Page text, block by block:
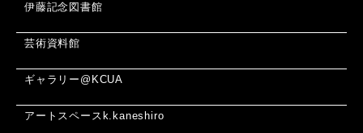
伊藤記念図書館
芸術資料館
ギャラリー@KCUA
アートスペースk.kaneshiro